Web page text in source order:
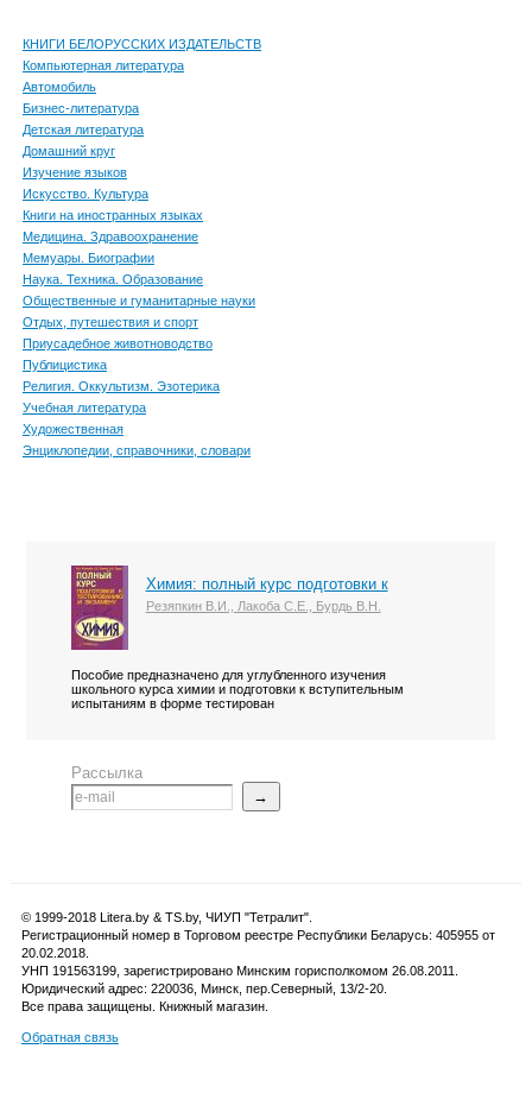
КНИГИ БЕЛОРУССКИХ ИЗДАТЕЛЬСТВ
Компьютерная литература
Автомобиль
Бизнес-литература
Детская литература
Домашний круг
Изучение языков
Искусство. Культура
Книги на иностранных языках
Медицина. Здравоохранение
Мемуары. Биографии
Наука. Техника. Образование
Общественные и гуманитарные науки
Отдых, путешествия и спорт
Приусадебное животноводство
Публицистика
Религия. Оккультизм. Эзотерика
Учебная литература
Художественная
Энциклопедии, справочники, словари
Химия: полный курс подготовки к
Резяпкин В.И., Лакоба С.Е., Бурдь В.Н.
Пособие предназначено для углубленного изучения
школьного курса химии и подготовки к вступительным
испытаниям в форме тестирован
Рассылка
→
© 1999-2018 Litera.by & TS.by, ЧИУП "Тетралит".
Регистрационный номер в Торговом реестре Республики Беларусь: 405955 от
20.02.2018.
УНП 191563199, зарегистрировано Минским горисполкомом 26.08.2011.
Юридический адрес: 220036, Минск, пер.Северный, 13/2-20.
Все права защищены. Книжный магазин.
Обратная связь